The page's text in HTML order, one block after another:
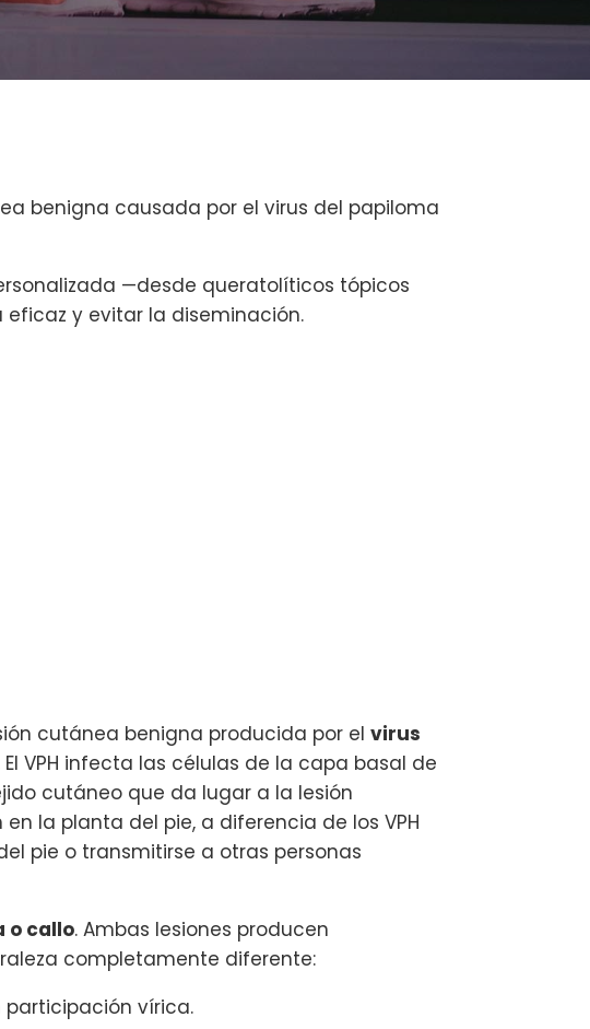
benigna causada por el virus del papiloma
—desde queratolíticos tópicos
y evitar la diseminación.
cutánea benigna producida por elvirus
VPH infecta las células de la capa basal de
cutáneo que da lugar a la lesión
la planta del pie, a diferencia de los VPH
pie o transmitirse a otras personas
o callo. Ambas lesiones producen
completamente diferente:
participación vírica.